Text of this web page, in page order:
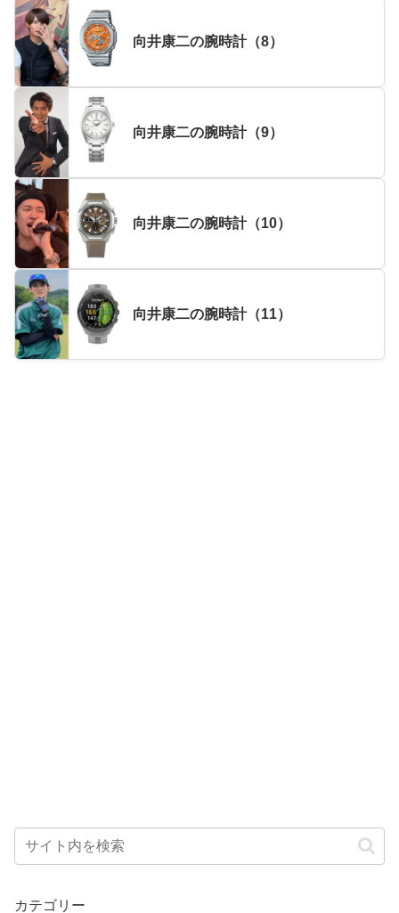
向井康二の腕時計（8）
向井康二の腕時計（9）
向井康二の腕時計（10）
向井康二の腕時計（11）
カテゴリー